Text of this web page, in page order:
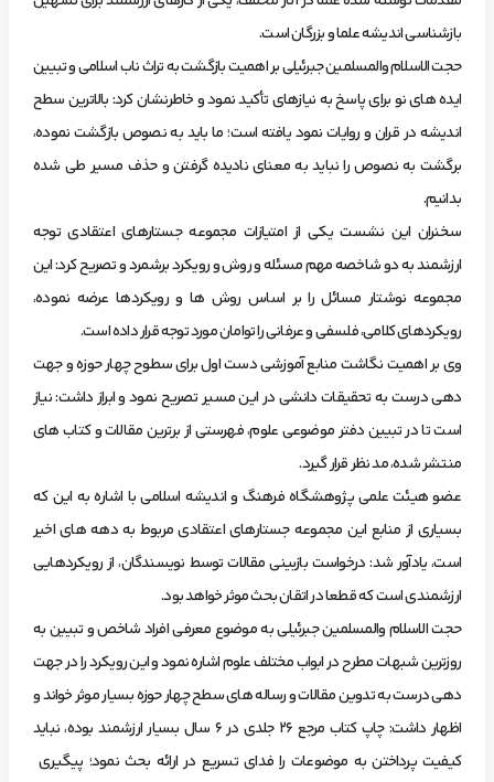
بازشناسی اندیشه علما و بزرگان است.
حجت الاسلام والمسلمین جبرئیلی بر اهمیت بازگشت به تراث ناب اسلامی و تبیین
ایده های نو برای پاسخ به نیازهای تأکید نمود و خاطرنشان کرد: بالاترین سطح
اندیشه در قران و روایات نمود یافته است؛ ما باید به نصوص بازگشت نموده،
برگشت به نصوص را نباید به معنای نادیده گرفتن و حذف مسیر طی شده
بدانیم.
سخنران این نشست یکی از امتیازات مجموعه جستارهای اعتقادی توجه
ارزشمند به دو شاخصه مهم مسئله و روش و رویکرد برشمرد و تصریح کرد: این
مجموعه نوشتار مسائل را بر اساس روش ها و رویکردها عرضه نموده،
رویکردهای کلامی، فلسفی و عرفانی را توامان مورد توجه قرار داده است.
وی بر اهمیت نگاشت منابع آموزشی دست اول برای سطوح چهار حوزه و جهت
دهی درست به تحقیقات دانشی در این مسیر تصریح نمود و ابراز داشت: نیاز
است تا در تبیین دفتر موضوعی علوم، فهرستی از برترین مقالات و کتاب های
منتشر شده، مد نظر قرار گیرد.
عضو هیئت‌ علمی پژوهشگاه فرهنگ و اندیشه اسلامی با اشاره به این که
بسیاری از منابع این مجموعه جستارهای اعتقادی مربوط به دهه های اخیر
است، یادآور شد: درخواست بازبینی مقالات توسط نویسندگان، از رویکردهایی
ارزشمندی است که قطعا در اتقان بحث موثر خواهد بود.
حجت الاسلام والمسلمین جبرئیلی به موضوع معرفی افراد شاخص و تبیین به
روزترین شبهات مطرح در ابواب مختلف علوم اشاره نمود و این رویکرد را در جهت
دهی درست به تدوین مقالات و رساله های سطح چهار حوزه بسیار موثر خواند و
اظهار داشت: چاپ کتاب مرجع 26 جلدی در 6 سال بسیار ارزشمند بوده، نباید
کیفیت پرداختن به موضوعات را فدای تسریع در ارائه بحث نمود؛ پیگیری